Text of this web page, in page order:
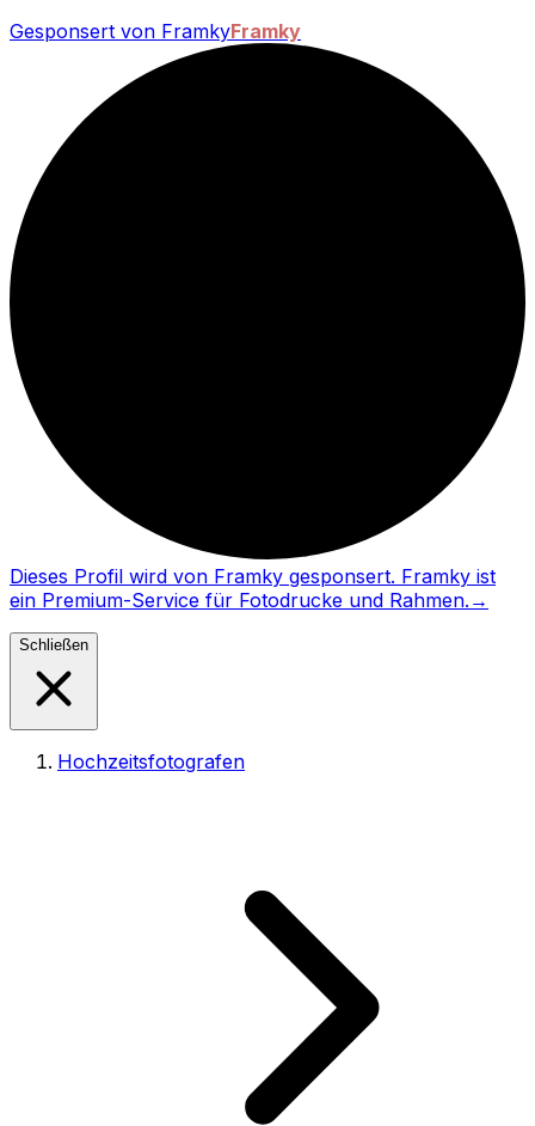
Gesponsert von FramkyFramky
Dieses Profil wird von Framky gesponsert. Framky ist
ein Premium-Service für Fotodrucke und Rahmen. →
Schließen
Hochzeitsfotografen